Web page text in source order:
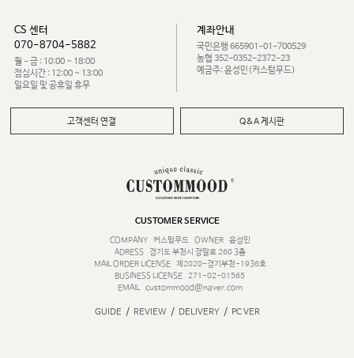
CS 센터
070-8704-5882
월 - 금 : 10:00 ~ 18:00
점심시간 : 12:00 ~ 13:00
일요일 및 공휴일 휴무
계좌안내
국민은행 665901-01-700529
농협 352-0352-2372-23
예금주: 윤성민(커스텀무드)
고객센터 연결 Q&A 게시판
CUSTOMER SERVICE
COMPANY
커스텀무드 OWNER
윤성민
ADRESS
경기도 부천시 장말로 260 3층
MAIL ORDER LICENSE
제2020-경기부천-1936호
BUSINESS LICENSE 271-02-01565
EMAIL
custommood@naver.com
GUIDE / REVIEW / DELIVERY / PC VER